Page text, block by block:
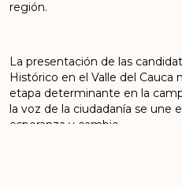
región.
La presentación de las
Histórico en el Valle del Cauca
etapa determinante en la
la voz de la ciudadanía se une
esperanza y cambio.